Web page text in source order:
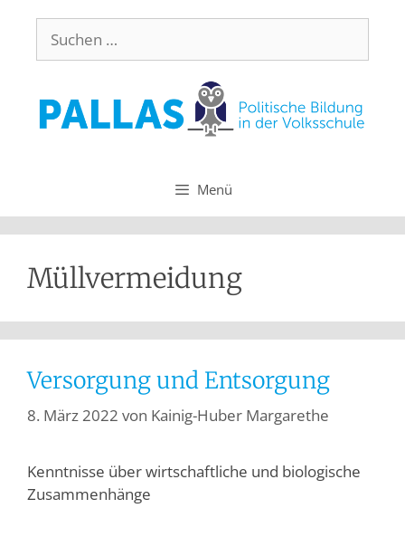
Menü
Müllvermeidung
Versorgung und Entsorgung
8. März 2022 von Kainig-Huber Margarethe
Kenntnisse über wirtschaftliche und biologische
Zusammenhänge